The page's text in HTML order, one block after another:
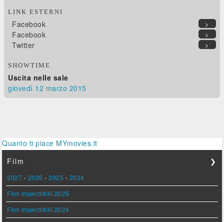
LINK ESTERNI
>
Facebook
>
Facebook
>
Twitter
SHOWTIME
Uscita nelle sale
giovedì 12 marzo 2015
Quanto ti piace MYmovies.it
Film
❯
2027 - 2026 -2025 - 2024
Film imperdibili 2025
Film imperdibili 2024